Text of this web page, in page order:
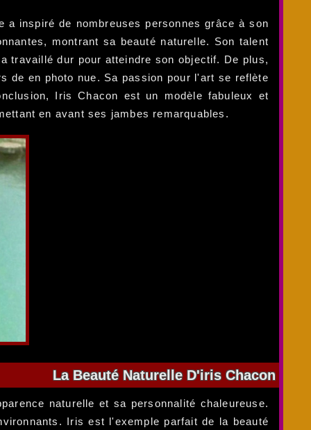
inspiré de nombreuses personnes grâce à son
montrant sa beauté naturelle. Son talent
travaillé dur pour atteindre son objectif. De plus,
de en photo nue. Sa passion pour l'art se reflète
Iris Chacon est un modèle fabuleux et
en avant ses jambes remarquables.
La Beauté Naturelle D'iris Chacon
naturelle et sa personnalité chaleureuse.
Iris est l'exemple parfait de la beauté